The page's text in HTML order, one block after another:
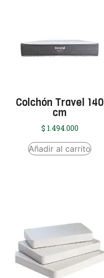
Colchón Travel 140
cm
$ 1.494.000
Añadir al carrito